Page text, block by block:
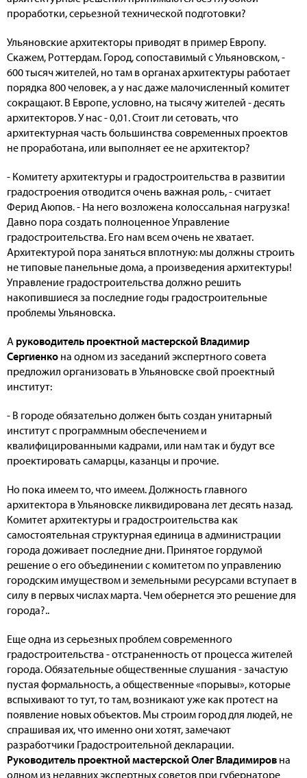
проработки, серьезной технической подготовки?
Ульяновские архитекторы приводят в пример Европу.
Скажем, Роттердам. Город, сопоставимый с Ульяновском, -
600 тысяч жителей, но там в органах архитектуры работает
порядка 800 человек, а у нас даже малочисленный комитет
сокращают. В Европе, условно, на тысячу жителей - десять
архитекторов. У нас - 0,01. Стоит ли сетовать, что
архитектурная часть большинства современных проектов
не проработана, или выполняет ее не архитектор?
- Комитету архитектуры и градостроительства в развитии
градостроения отводится очень важная роль, - считает
Ферид Аюпов. - На него возложена колоссальная нагрузка!
Давно пора создать полноценное Управление
градостроительства. Его нам всем очень не хватает.
Архитектурой пора заняться вплотную: мы должны строить
не типовые панельные дома, а произведения архитектуры!
Управление градостроительства должно решить
накопившиеся за последние годы градостроительные
проблемы Ульяновска.
А руководитель проектной мастерской Владимир
Сергиенко на одном из заседаний экспертного совета
предложил организовать в Ульяновске свой проектный
институт:
- В городе обязательно должен быть создан унитарный
институт с программным обеспечением и
квалифицированными кадрами, или нам так и будут все
проектировать самарцы, казанцы и прочие.
Но пока имеем то, что имеем. Должность главного
архитектора в Ульяновске ликвидирована лет десять назад.
Комитет архитектуры и градостроительства как
самостоятельная структурная единица в администрации
города доживает последние дни. Принятое гордумой
решение о его объединении с комитетом по управлению
городским имуществом и земельными ресурсами вступает в
силу в первых числах марта. Чем обернется это решение для
города?..
Еще одна из серьезных проблем современного
градостроительства - отстраненность от процесса жителей
города. Обязательные общественные слушания - зачастую
пустая формальность, а общественные «порывы», которые
вспыхивают то тут, то там, возникают уже как протест на
появление новых объектов. Мы строим город для людей, не
спрашивая их, что именно они хотят, замечают
разработчики Градостроительной декларации.
Руководитель проектной мастерской Олег Владимиров на
одном из недавних экспертных советов при губернаторе